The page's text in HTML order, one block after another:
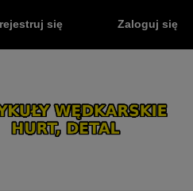
się Zaloguj się